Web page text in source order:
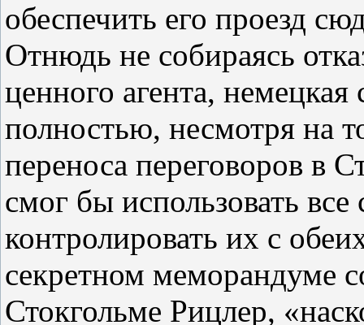
обеспечить его проезд
Отнюдь не собираясь
ценного агента,
полностью, несмотря на
переноса переговоров в
смог бы использовать
контролировать их с
секретном меморандуме
Стокгольме Рицлер,